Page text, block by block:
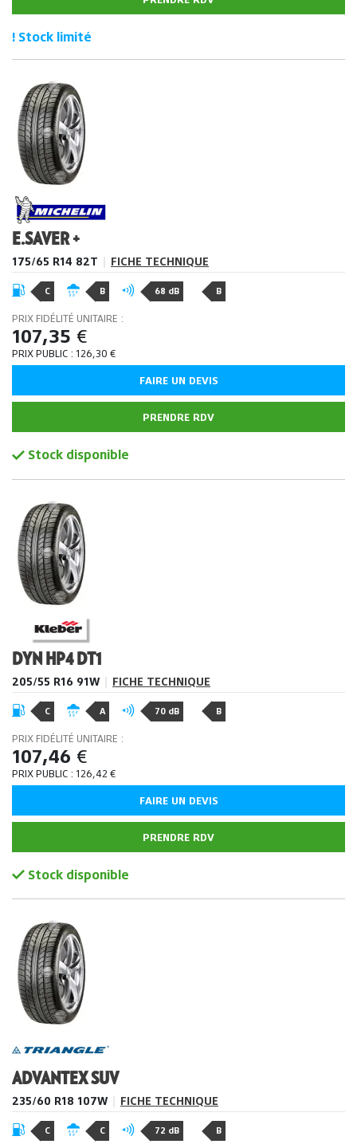
! Stock limité
E.SAVER +
175/65 R14 82T FICHE TECHNIQUE
C B 68 dB B
PRIX FIDÉLITÉ UNITAIRE :
107,35 €
PRIX PUBLIC : 126,30 €
FAIRE UN DEVIS
PRENDRE RDV
Stock disponible
DYN HP4 DT1
205/55 R16 91W FICHE TECHNIQUE
C A 70 dB B
PRIX FIDÉLITÉ UNITAIRE :
107,46 €
PRIX PUBLIC : 126,42 €
FAIRE UN DEVIS
PRENDRE RDV
Stock disponible
ADVANTEX SUV
235/60 R18 107W FICHE TECHNIQUE
C C 72 dB B